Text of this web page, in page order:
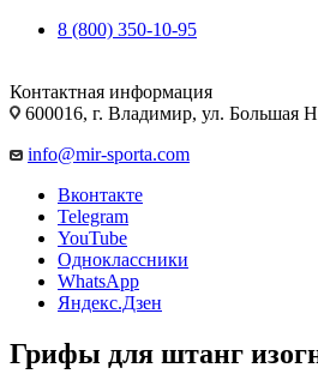
8 (800) 350-10-95
Контактная информация
600016, г. Владимир, ул. Большая
info@mir-sporta.com
Вконтакте
Telegram
YouTube
Одноклассники
WhatsApp
Яндекс.Дзен
Грифы для штанг